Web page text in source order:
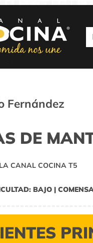
Fernández
DE
CANAL COCINA T5
BAJO |